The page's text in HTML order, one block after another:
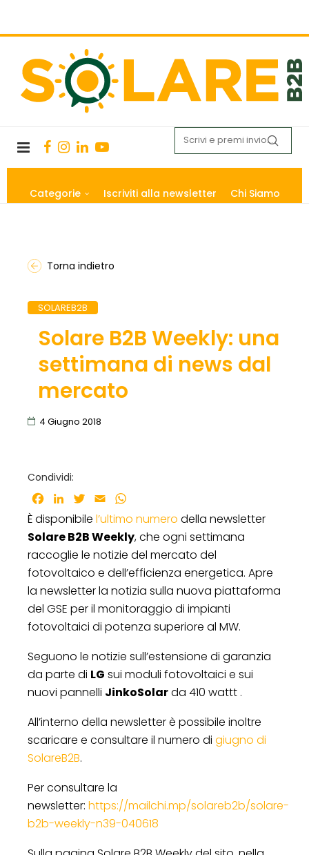
Categorie Iscriviti alla newsletter Chi Siamo
Torna indietro
SOLAREB2B
Solare B2B Weekly: una
settimana di news dal
mercato
4 Giugno 2018
Condividi:
Facebook
LinkedInTwitter
Email
È disponibile l’ultimo numero della newsletter
Solare B2B Weekly, che ogni settimana
raccoglie le notizie del mercato del
fotovoltaico e dell’efficienza energetica. Apre
la newsletter la notizia sulla nuova piattaforma
del GSE per il monitoraggio di impianti
fotovoltaici di potenza superiore al MW.
Seguono le notizie sull’estensione di garanzia
da parte di LG sui moduli fotovoltaici e sui
nuovi pannelli JinkoSolarda 410 wattt .
All’interno della newsletter è possibile inoltre
scaricare e consultare il numero di giugno di
SolareB2B.
Per consultare la
newsletter: https://mailchi.mp/solareb2b/solare-
b2b-weekly-n39-040618